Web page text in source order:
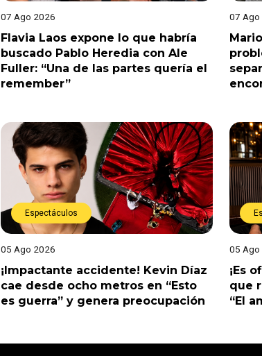
07 Ago 2026
Flavia Laos expone lo que habría
buscado Pablo Heredia con Ale
Fuller: “Una de las partes quería el
remember”
07 Ago
Espectáculos
05 Ago 2026
¡Impactante accidente! Kevin Díaz
cae desde ocho metros en “Esto
es guerra” y genera preocupación
05 Ago
¡Es
que
“El